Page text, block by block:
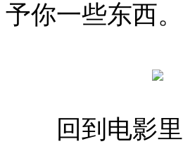
予你一些东西
回到电影